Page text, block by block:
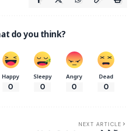
do you think?
Happy
0
Sleepy
0
Angry
0
Dead
0
NEXT ARTICLE